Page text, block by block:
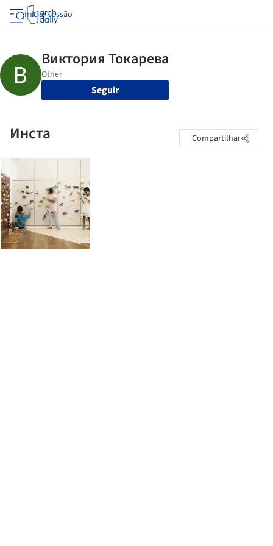
Iniciar sessão
Seguir
Инста Compartilhar